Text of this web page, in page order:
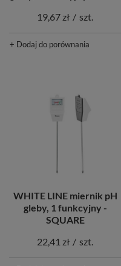
19,67 zł / szt.
+ Dodaj do porównania
WHITE LINE miernik pH
gleby, 1 funkcyjny -
SQUARE
22,41 zł / szt.